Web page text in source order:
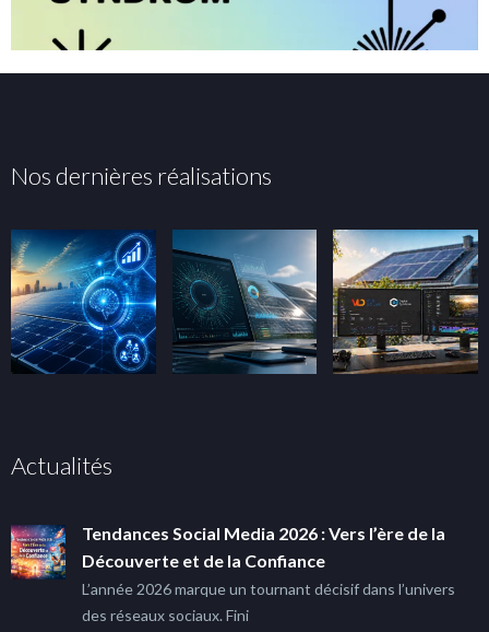
Nos dernières réalisations
Actualités
Tendances Social Media 2026 : Vers l’ère de la
Découverte et de la Confiance
L’année 2026 marque un tournant décisif dans l’univers
des réseaux sociaux. Fini